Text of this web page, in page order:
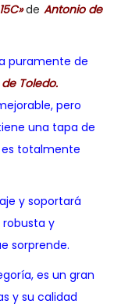
de Antonio de
puramente de
de Toledo.
pero
una tapa de
es totalmente
y soportará
robusta y
sorprende.
es un gran
y su calidad